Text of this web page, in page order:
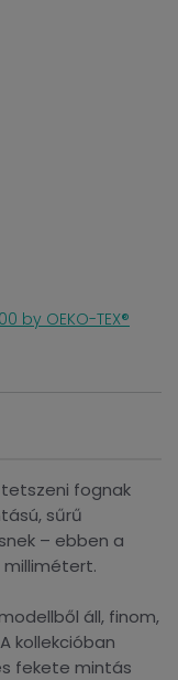
by OEKO-TEX®
tetszeni fognak
sűrű
– ebben a
millimétert.
áll, finom,
kollekcióban
fekete mintás